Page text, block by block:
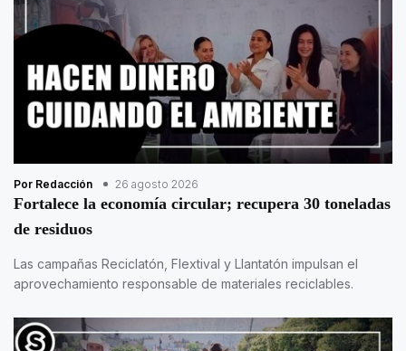
Por Redacción 26 agosto 2026
Fortalece la economía circular; recupera 30 toneladas
de residuos
Las campañas Reciclatón, Flextival y Llantatón impulsan el
aprovechamiento responsable de materiales reciclables.